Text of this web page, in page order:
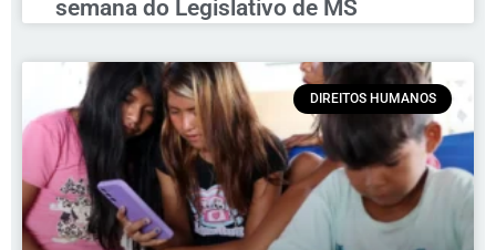
semana do Legislativo de MS
DIREITOS HUMANOS